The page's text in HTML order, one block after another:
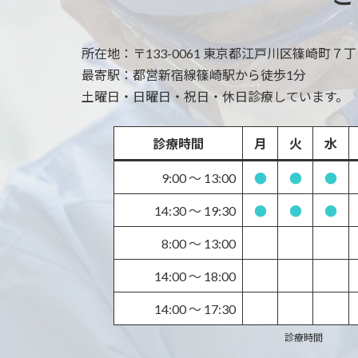
所在地： 〒133-0061 東京都江戸川区篠崎町７
最寄駅：都営新宿線篠崎駅から徒歩1分
土曜日・日曜日・祝日・休日診療しています。
診療時間 月 火 水
9:00 〜 13:00 ● ● ●
14:30 〜 19:30 ● ● ●
8:00 〜 13:00
14:00 〜 18:00
14:00 〜 17:30
診療時間